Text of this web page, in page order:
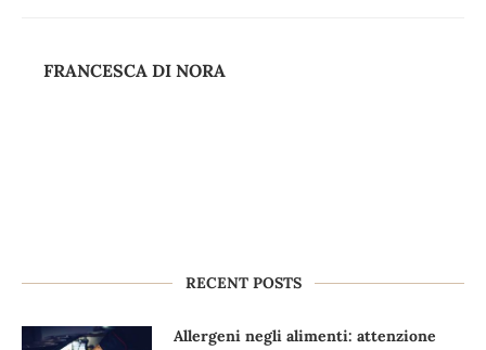
FRANCESCA DI NORA
RECENT POSTS
Allergeni negli alimenti: attenzione